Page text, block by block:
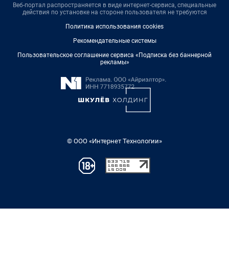
Веб-портал распространяется в виде интернет-сервиса, специальные
действия по установке на стороне пользователя не требуются
Политика использования cookies
Рекомендательные системы
Пользовательское соглашение сервиса «Подписка без баннерной
рекламы»
© ООО «Интернет Технологии»